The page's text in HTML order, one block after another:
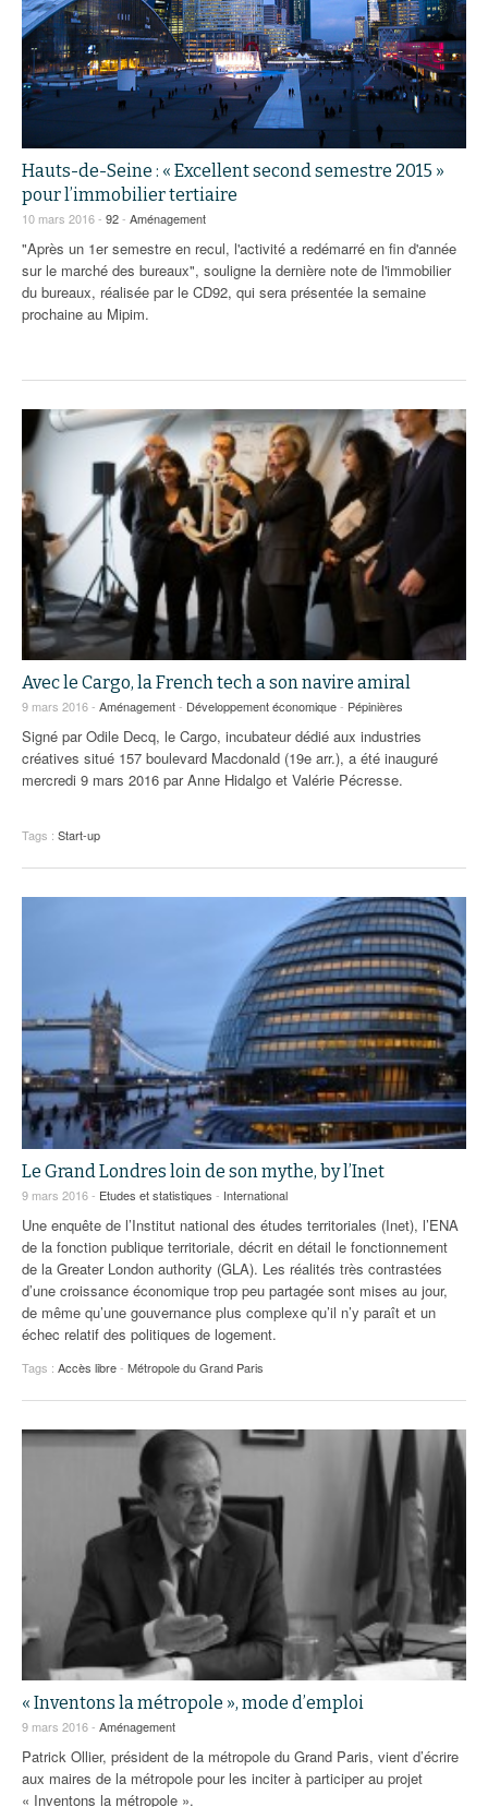
94
95
Hauts-de-Seine : « Excellent second semestre 2015 »
pour l’immobilier tertiaire
10 mars 2016 - 92- Aménagement
"Après un 1er semestre en recul, l'activité a redémarré en fin d'année
sur le marché des bureaux", souligne la dernière note de l'immobilier
du bureaux, réalisée par le CD92, qui sera présentée la semaine
prochaine au Mipim.
Avec le Cargo, la French tech a son navire amiral
9 mars 2016 - Aménagement- Développement économique- Pépinières
Signé par Odile Decq, le Cargo, incubateur dédié aux industries
créatives situé 157 boulevard Macdonald (19e arr.), a été inauguré
mercredi 9 mars 2016 par Anne Hidalgo et Valérie Pécresse.
Tags : Start-up
Le Grand Londres loin de son mythe, by l’Inet
9 mars 2016 - Etudes et statistiques - International
Une enquête de l’Institut national des études territoriales (Inet), l’ENA
de la fonction publique territoriale, décrit en détail le fonctionnement
de la Greater London authority (GLA). Les réalités très contrastées
d’une croissance économique trop peu partagée sont mises au jour,
de même qu’une gouvernance plus complexe qu’il n’y paraît et un
échec relatif des politiques de logement.
Tags : Accès libre- Métropole du Grand Paris
« Inventons la métropole », mode d’emploi
9 mars 2016 - Aménagement
Patrick Ollier, président de la métropole du Grand Paris, vient d’écrire
aux maires de la métropole pour les inciter à participer au projet
« Inventons la métropole ».